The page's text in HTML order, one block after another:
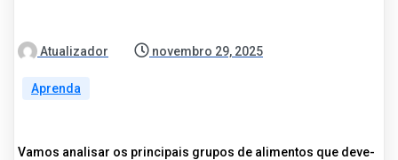
Atualizador novembro 29, 2025
Aprenda
Vamos analisar os principais grupos de alimentos que deve-